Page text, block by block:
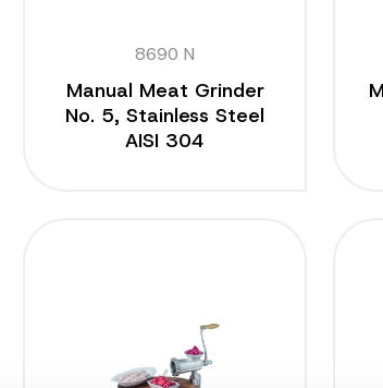
8690 N
Manual Meat Grinder
No. 5, Stainless Steel
AISI 304